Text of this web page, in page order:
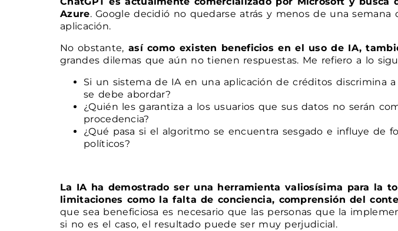
Azure. Google decidió no quedarse atrás y menos de una
aplicación.
No obstante, así como existen beneficios en el uso de IA,
grandes dilemas que aún no tienen respuestas. Me refiero a lo
Si un sistema de IA en una aplicación de créditos discrimina
se debe abordar?
¿Quién les garantiza a los usuarios que sus datos no serán
procedencia?
¿Qué pasa si el algoritmo se encuentra sesgado e influye
políticos?
La IA ha demostrado ser una herramienta valiosísima para la
limitaciones como la falta de conciencia, comprensión del
que sea beneficiosa es necesario que las personas que la
si no es el caso, el resultado puede ser muy perjudicial.